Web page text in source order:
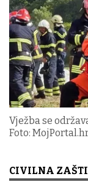
Vježba se
Foto:
CIVILNA